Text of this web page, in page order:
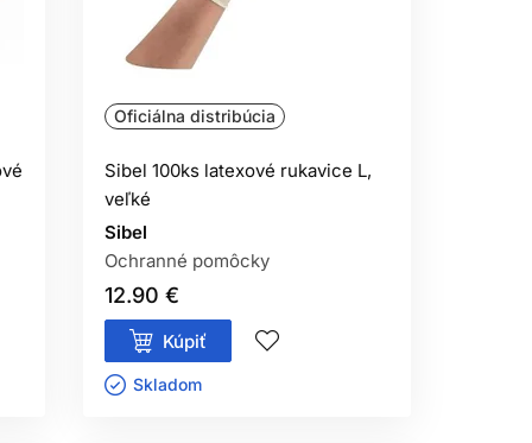
prestaňte výrobok používať.
pár. Oficiálna distribúcia
Sibel 100ks latexové rukavice L,
veľké
Sibel
Ochranné pomôcky
12.90 €
Kúpiť
Skladom ㅤ